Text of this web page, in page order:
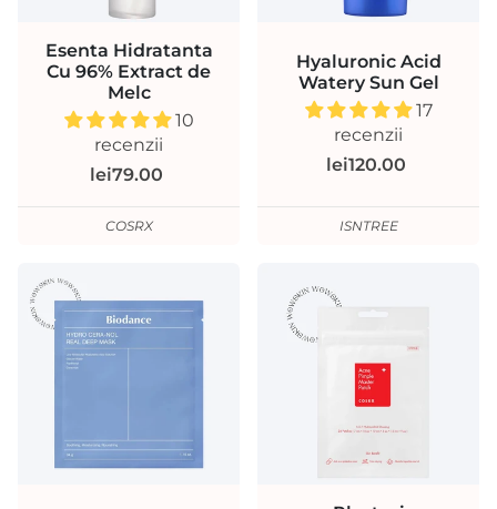
Esenta Hidratanta
Cu 96% Extract de
Melc
10
recenzii
lei79.00
COSRX
Hyaluronic Acid
Watery Sun Gel
17
recenzii
lei120.00
ISNTREE